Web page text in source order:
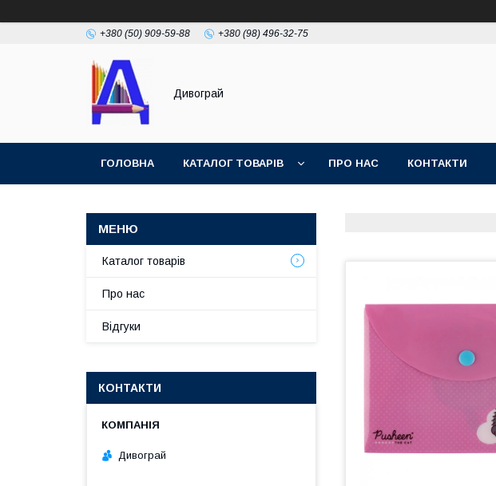
+380 (50) 909-59-88 +380 (98) 496-32-75
Дивограй
ГОЛОВНА КАТАЛОГ ТОВАРІВ ПРО НАС КОНТАКТИ
Каталог товарів
Про нас
Відгуки
КОНТАКТИ
Дивограй